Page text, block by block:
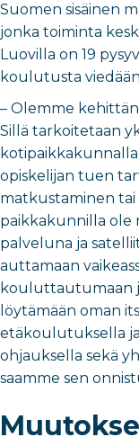
Suomen sisäinen
jonka toiminta
Luovilla on 19
koulutusta viedään
– Olemme
Sillä tarkoitetaan
opiskelijan tuen
matkustaminen tai
paikkakunnilla ole
palveluna ja
auttamaan
kouluttautumaan
löytämään oman
etäkoulutuksella
ohjauksella sekä
saamme sen